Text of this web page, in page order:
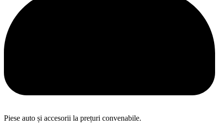
Piese auto și accesorii la prețuri convenabile.